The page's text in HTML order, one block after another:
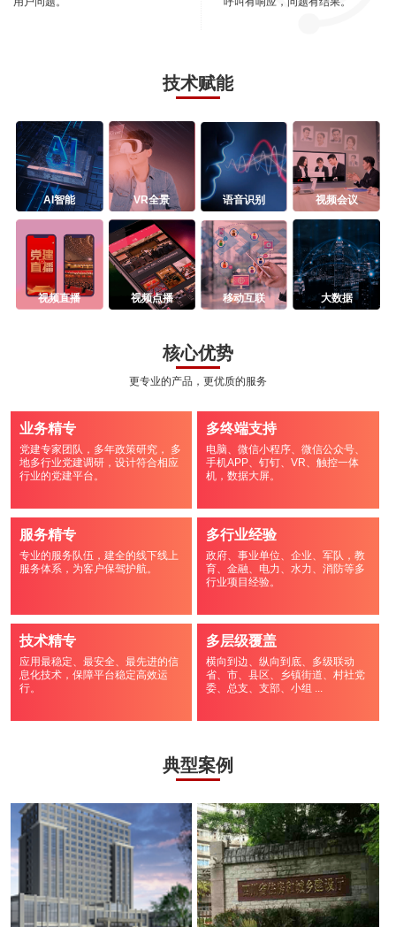
技术赋能
AI智能 VR全景 语音识别 视频会议
视频直播 视频点播 移动互联 大数据
核心优势
更专业的产品，更优质的服务
业务精专
党建专家团队，多年政策研究， 多
地多行业党建调研，设计符合相应
行业的党建平台。
多终端支持
电脑、微信小程序、微信公众号、
手机APP、钉钉、VR、触控一体
机，数据大屏。
服务精专
专业的服务队伍，建全的线下线上
服务体系，为客户保驾护航。
多行业经验
政府、事业单位、企业、军队，教
育、金融、电力、水力、消防等多
行业项目经验。
技术精专
应用最稳定、最安全、最先进的信
息化技术，保障平台稳定高效运
行。
多层级覆盖
横向到边、纵向到底、多级联动
省、市、县区、乡镇街道、村社党
委、总支、支部、小组 ...
典型案例